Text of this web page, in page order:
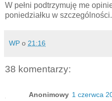
W pełni podtrzymuję me
poniedziałku w szczególności.
WP o 21:16
38 komentarzy:
Anonimowy 1 czerwca